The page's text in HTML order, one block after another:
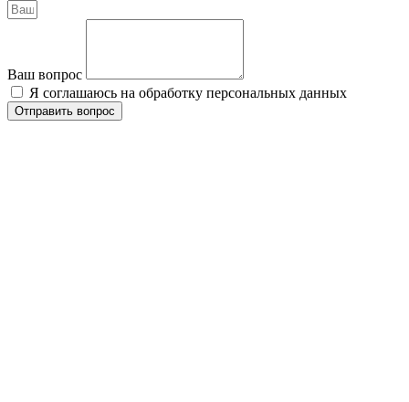
Ваш вопрос
Я соглашаюсь на обработку персональных данных
Отправить вопрос